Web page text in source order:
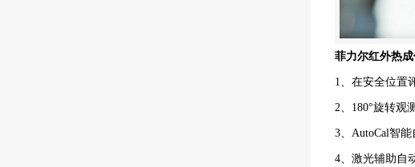
菲力尔红外热
1、在安全位置
2、180°旋转观
3、AutoCal智
4、激光辅助自